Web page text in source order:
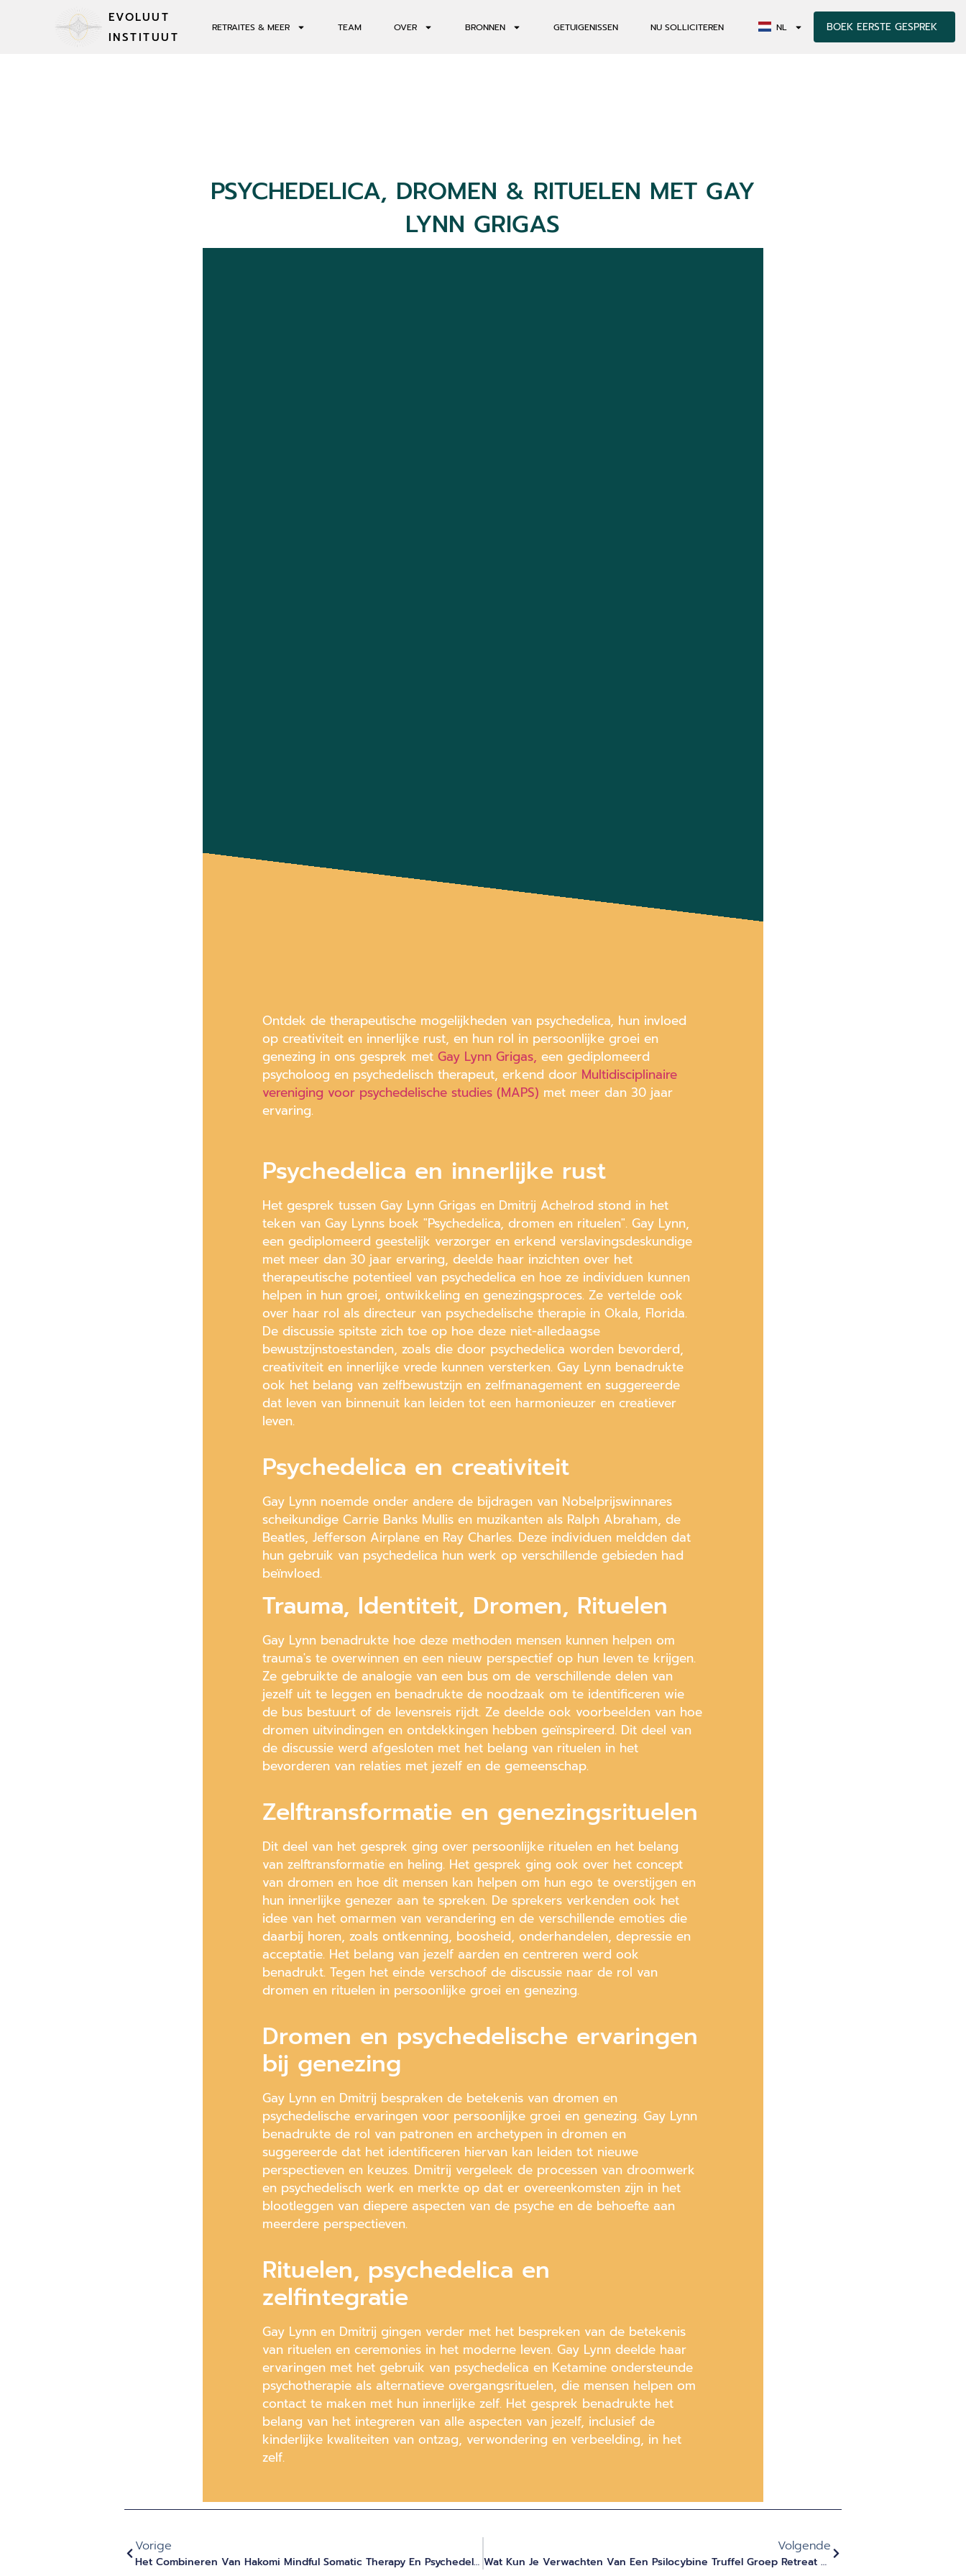
RETRAITES & MEER TEAM OVER BRONNEN GETUIGENISSEN NU SOLLICITEREN NL BOEK EERSTE GESPREK
EVOLUUT
INSTITUUT
PSYCHEDELICA, DROMEN & RITUELEN MET GAY
LYNN GRIGAS
Ontdek de therapeutische mogelijkheden van psychedelica, hun invloed
op creativiteit en innerlijke rust, en hun rol in persoonlijke groei en
genezing in ons gesprek metGay Lynn Grigas, een gediplomeerd
psycholoog en psychedelisch therapeut, erkend door Multidisciplinaire
vereniging voor psychedelische studies (MAPS) met meer dan 30 jaar
ervaring.
Psychedelica en innerlijke rust
Het gesprek tussen Gay Lynn Grigas en Dmitrij Achelrod stond in het
teken van Gay Lynns boek "Psychedelica, dromen en rituelen". Gay Lynn,
een gediplomeerd geestelijk verzorger en erkend verslavingsdeskundige
met meer dan 30 jaar ervaring, deelde haar inzichten over het
therapeutische potentieel van psychedelica en hoe ze individuen kunnen
helpen in hun groei, ontwikkeling en genezingsproces. Ze vertelde ook
over haar rol als directeur van psychedelische therapie in Okala, Florida.
De discussie spitste zich toe op hoe deze niet-alledaagse
bewustzijnstoestanden, zoals die door psychedelica worden bevorderd,
creativiteit en innerlijke vrede kunnen versterken. Gay Lynn benadrukte
ook het belang van zelfbewustzijn en zelfmanagement en suggereerde
dat leven van binnenuit kan leiden tot een harmonieuzer en creatiever
leven.
Psychedelica en creativiteit
Gay Lynn noemde onder andere de bijdragen van Nobelprijswinnares
scheikundige Carrie Banks Mullis en muzikanten als Ralph Abraham, de
Beatles, Jefferson Airplane en Ray Charles. Deze individuen meldden dat
hun gebruik van psychedelica hun werk op verschillende gebieden had
beïnvloed.
Trauma, Identiteit, Dromen, Rituelen
Gay Lynn benadrukte hoe deze methoden mensen kunnen helpen om
trauma's te overwinnen en een nieuw perspectief op hun leven te krijgen.
Ze gebruikte de analogie van een bus om de verschillende delen van
jezelf uit te leggen en benadrukte de noodzaak om te identificeren wie
de bus bestuurt of de levensreis rijdt. Ze deelde ook voorbeelden van hoe
dromen uitvindingen en ontdekkingen hebben geïnspireerd. Dit deel van
de discussie werd afgesloten met het belang van rituelen in het
bevorderen van relaties met jezelf en de gemeenschap.
Zelftransformatie en genezingsrituelen
Dit deel van het gesprek ging over persoonlijke rituelen en het belang
van zelftransformatie en heling. Het gesprek ging ook over het concept
van dromen en hoe dit mensen kan helpen om hun ego te overstijgen en
hun innerlijke genezer aan te spreken. De sprekers verkenden ook het
idee van het omarmen van verandering en de verschillende emoties die
daarbij horen, zoals ontkenning, boosheid, onderhandelen, depressie en
acceptatie. Het belang van jezelf aarden en centreren werd ook
benadrukt. Tegen het einde verschoof de discussie naar de rol van
dromen en rituelen in persoonlijke groei en genezing.
Dromen en psychedelische ervaringen
bij genezing
Gay Lynn en Dmitrij bespraken de betekenis van dromen en
psychedelische ervaringen voor persoonlijke groei en genezing. Gay Lynn
benadrukte de rol van patronen en archetypen in dromen en
suggereerde dat het identificeren hiervan kan leiden tot nieuwe
perspectieven en keuzes. Dmitrij vergeleek de processen van droomwerk
en psychedelisch werk en merkte op dat er overeenkomsten zijn in het
blootleggen van diepere aspecten van de psyche en de behoefte aan
meerdere perspectieven.
Rituelen, psychedelica en
zelfintegratie
Gay Lynn en Dmitrij gingen verder met het bespreken van de betekenis
van rituelen en ceremonies in het moderne leven. Gay Lynn deelde haar
ervaringen met het gebruik van psychedelica en Ketamine ondersteunde
psychotherapie als alternatieve overgangsrituelen, die mensen helpen om
contact te maken met hun innerlijke zelf. Het gesprek benadrukte het
belang van het integreren van alle aspecten van jezelf, inclusief de
kinderlijke kwaliteiten van ontzag, verwondering en verbeelding, in het
zelf.
Vorige
Het Combineren Van Hakomi Mindful Somatic Therapy En Psychedelisch Ondersteund Innerlijk Werk
Volgende
Wat Kun Je Verwachten Van Een Psilocybine Truffel Groep Retreat Bij Evolute Institute In 2025